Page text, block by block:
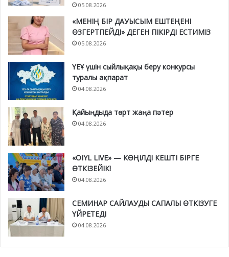
05.08.2026
«МЕНІҢ БІР ДАУЫСЫМ ЕШТЕҢЕНІ
ӨЗГЕРТПЕЙДІ» ДЕГЕН ПІКІРДІ ЕСТИМІЗ
05.08.2026
ҮЕҰ үшін сыйлықақы беру конкурсы
туралы ақпарат
04.08.2026
Қайыңдыда төрт жаңа пәтер
04.08.2026
«OIYL LIVE» — КӨҢІЛДІ КЕШТІ БІРГЕ
ӨТКІЗЕЙІК!
04.08.2026
СЕМИНАР САЙЛАУДЫ САПАЛЫ ӨТКІЗУГЕ
ҮЙРЕТЕДІ
04.08.2026